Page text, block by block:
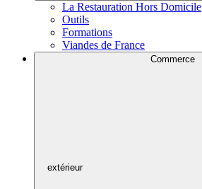
La Restauration Hors Domicile
Outils
Formations
Viandes de France
Commerce
extérieur